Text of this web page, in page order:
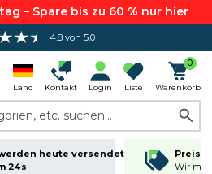
– Spare bis zu 60 % nur hier
4.8 von 5.0
Land Kontakt Login Liste
0
Warenkorb
etc. suchen...
heute versendet
24s
Wir